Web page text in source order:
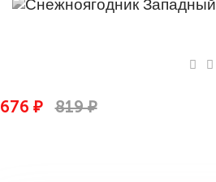
676 ₽ 819 ₽